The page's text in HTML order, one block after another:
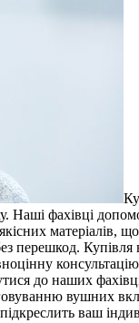
фахівці
матеріалів,
перешкод.
до наших
вушних
ваш